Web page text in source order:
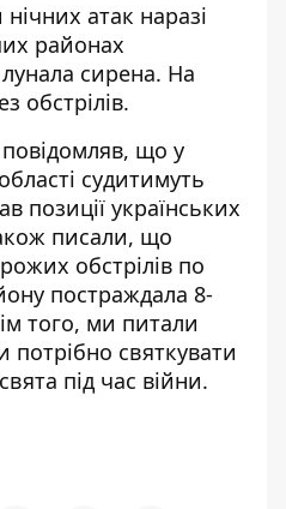
атак наразі
районах
сирена. На
обстрілів.
що у
судитимуть
позиції українських
писали, що
обстрілів по
постраждала 8-
того, ми питали
потрібно святкувати
під час війни.